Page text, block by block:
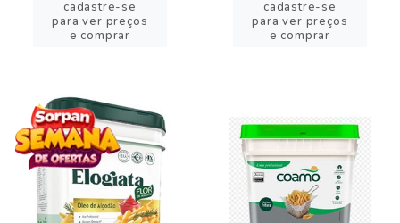
cadastre-se
para ver preços
e comprar
cadastre-se
para ver preços
e comprar